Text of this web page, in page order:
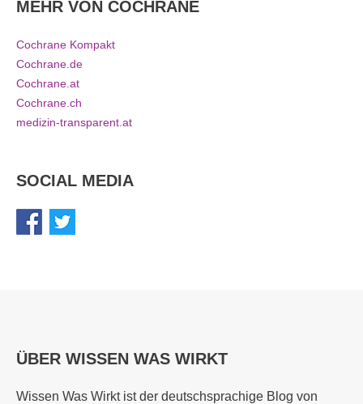
MEHR VON COCHRANE
Cochrane Kompakt
Cochrane.de
Cochrane.at
Cochrane.ch
medizin-transparent.at
SOCIAL MEDIA
ÜBER WISSEN WAS WIRKT
Wissen Was Wirkt ist der deutschsprachige Blog von